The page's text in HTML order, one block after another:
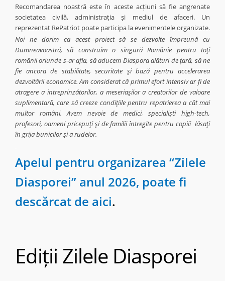
Recomandarea noastră este în aceste acțiuni să fie angrenate
societatea civilă, administrația și mediul de afaceri. Un
reprezentat RePatriot poate participa la evenimentele organizate.
Noi ne dorim ca acest proiect să se dezvolte împreună cu
Dumneavoastră, să construim o singură Românie pentru toţi
românii oriunde s-ar afla, să aducem Diaspora alături de ţară, să ne
fie ancora de stabilitate, securitate şi bază pentru accelerarea
dezvoltării economice. Am considerat că primul efort intensiv ar fi de
atragere a intreprinzătorilor, a meseriaşilor a creatorilor de valoare
suplimentară, care să creeze condiţiile pentru repatrierea a cât mai
multor români. Avem nevoie de medici, specialiști high-tech,
profesori, oameni pricepuţi şi de familii întregite pentru copiii lăsaţi
în grija bunicilor şi a rudelor.
Apelul pentru organizarea “Zilele
Diasporei” anul 2026, poate fi
descărcat de aici.
Ediții Zilele Diasporei